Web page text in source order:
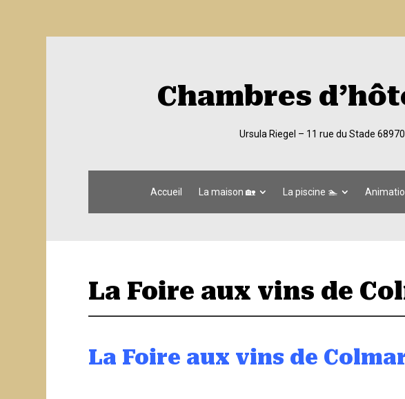
Chambres
Ursula Riegel – 11 rue du Stade
Accueil La maison 🏡 La piscine 🏊
La Foire aux vins de
La Foire aux vins de Colmar